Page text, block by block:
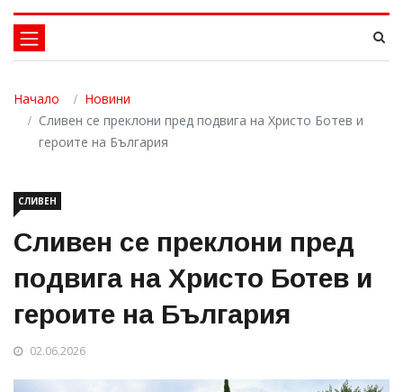
Начало
Новини
Сливен се преклони пред подвига на Христо Ботев и
героите на България
СЛИВЕН
Сливен се преклони пред
подвига на Христо Ботев и
героите на България
02.06.2026